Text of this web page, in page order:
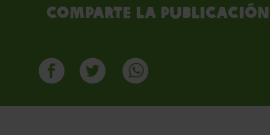
Comparte la publicación